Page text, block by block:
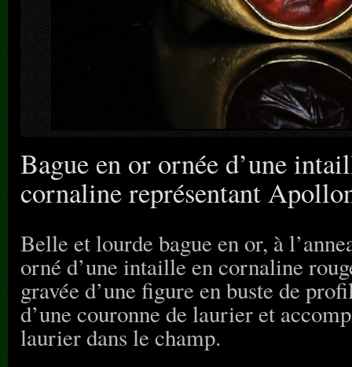
Bague en or ornée d’une
cornaline représentant
Belle et lourde bague en or, à
orné d’une intaille en cornaline
gravée d’une figure en buste de
d’une couronne de laurier et
laurier dans le champ.